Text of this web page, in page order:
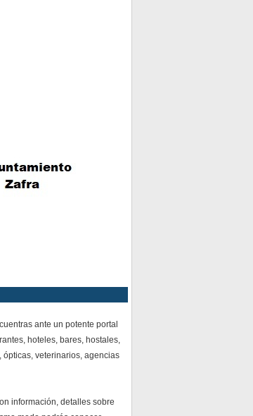
ante un potente portal
hoteles, bares, hostales,
ópticas, veterinarios, agencias
información, detalles sobre